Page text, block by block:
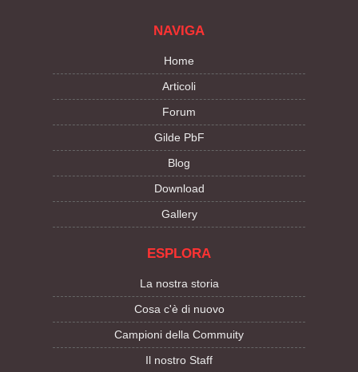
NAVIGA
Home
Articoli
Forum
Gilde PbF
Blog
Download
Gallery
ESPLORA
La nostra storia
Cosa c'è di nuovo
Campioni della Commuity
Il nostro Staff